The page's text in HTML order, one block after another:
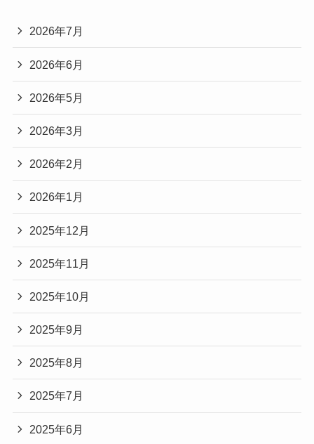
2026年7月
2026年6月
2026年5月
2026年3月
2026年2月
2026年1月
2025年12月
2025年11月
2025年10月
2025年9月
2025年8月
2025年7月
2025年6月